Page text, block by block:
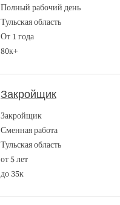
Полный рабочий день
Тульская область
От 1 года
80к+
Закройщик
Закройщик
Сменная работа
Тульская область
от 5 лет
до 35к